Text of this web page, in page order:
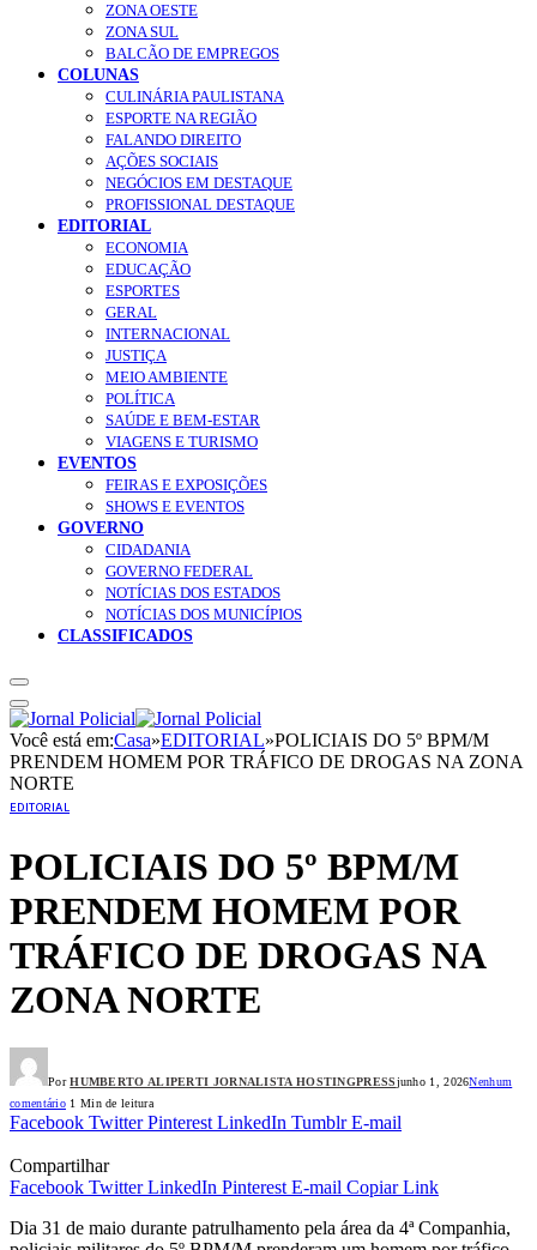
ZONA OESTE
ZONA SUL
BALCÃO DE EMPREGOS
COLUNAS
CULINÁRIA PAULISTANA
ESPORTE NA REGIÃO
FALANDO DIREITO
AÇÕES SOCIAIS
NEGÓCIOS EM DESTAQUE
PROFISSIONAL DESTAQUE
EDITORIAL
ECONOMIA
EDUCAÇÃO
ESPORTES
GERAL
INTERNACIONAL
JUSTIÇA
MEIO AMBIENTE
POLÍTICA
SAÚDE E BEM-ESTAR
VIAGENS E TURISMO
EVENTOS
FEIRAS E EXPOSIÇÕES
SHOWS E EVENTOS
GOVERNO
CIDADANIA
GOVERNO FEDERAL
NOTÍCIAS DOS ESTADOS
NOTÍCIAS DOS MUNICÍPIOS
CLASSIFICADOS
Você está em:Casa»EDITORIAL»POLICIAIS DO 5º BPM/M
PRENDEM HOMEM POR TRÁFICO DE DROGAS NA ZONA
NORTE
EDITORIAL
POLICIAIS DO 5º BPM/M
PRENDEM HOMEM POR
TRÁFICO DE DROGAS NA
ZONA NORTE
Por HUMBERTO ALIPERTI JORNALISTA HOSTINGPRESSjunho 1, 2026Nenhum
comentário 1 Min de leitura
Facebook Twitter Pinterest LinkedIn Tumblr E-mail
Compartilhar
Facebook Twitter LinkedIn Pinterest E-mail Copiar Link
Dia 31 de maio durante patrulhamento pela área da 4ª Companhia,